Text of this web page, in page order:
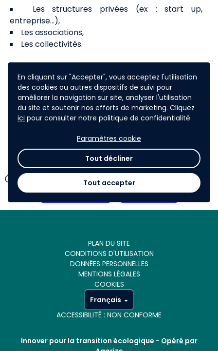
En cliquant sur "Accepter", vous acceptez l'utilisation
des cookies ou autres dispositifs de suivi pour
améliorer la navigation sur site, analyser l'utilisation
du site et soutenir nos efforts de marketing. Cliquez
ici pour consulter notre politique de confidentialité.
Paramètres cookie
Tout décliner
Tout accepter
Les structures privées (ex : start up,
entreprise...),
Les associations,
Les collectivités.
Des actions collectives peuvent également être
envisagées. La structure doit être basée en
Normandie ou avoir des activités en Normandie
pour candidater.
timer
145 jours restants
Voir les votes
Participer
PLAN DU SITE
CONDITIONS D'UTILISATION
DONNÉES PERSONNELLES
MENTIONS LÉGALES
COOKIES
Français
ACCESSIBILITÉ : NON CONFORME
Innover pour la transition écologique - Opéré par